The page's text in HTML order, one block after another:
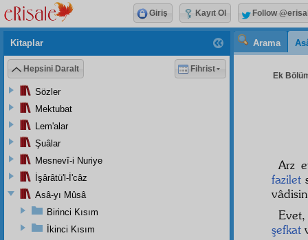
Arama
Ek
Arz
fazilet
şefkat
Kitaplar
Hepsini Daralt Fihrist
Sözler
Mektubat
Lem'alar
Şuâlar
Mesnevî-i Nuriye
İşârâtü'l-İ'câz
Asâ-yı Mûsâ
Birinci Kısım
İkinci Kısım
Giriş Kayıt Ol Follow